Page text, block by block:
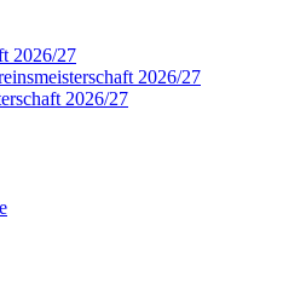
2026/27
2026/27
2026/27